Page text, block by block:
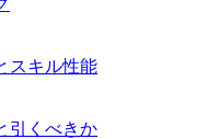
スキル性能
引くべきか